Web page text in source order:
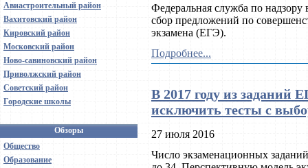
Авиастроительный район
Вахитовский район
Кировский район
Московский район
Ново-савиновский район
Приволжский район
Советский район
Городские школы
Обзоры
Общество
Образование
Федеральная служба по надзору
сбор предложений по
экзамена (ЕГЭ).
Подробнее...
В 2017 году из заданий
исключить тесты с
27 июля 2016
Число экзаменационных